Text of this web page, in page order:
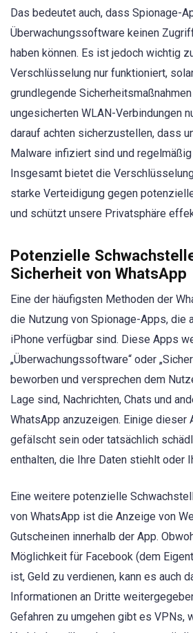
Das bedeutet auch, dass Spionage-
Überwachungssoftware keinen
haben können. Es ist jedoch wichtig
Verschlüsselung nur funktioniert,
grundlegende
ungesicherten WLAN-Verbindungen
darauf achten sicherzustellen, dass
Malware infiziert sind und
Insgesamt bietet die
starke Verteidigung gegen
und schützt unsere Privatsphäre
Potenzielle
Sicherheit von WhatsApp
Eine der häufigsten Methoden der
die Nutzung von Spionage-Apps, die
iPhone verfügbar sind. Diese Apps
„Überwachungssoftware“ oder
beworben und versprechen dem
Lage sind, Nachrichten, Chats und
WhatsApp anzuzeigen. Einige dieser
gefälscht sein oder tatsächlich
enthalten, die Ihre Daten stiehlt oder
Eine weitere potenzielle
von WhatsApp ist die Anzeige von
Gutscheinen innerhalb der App.
Möglichkeit für Facebook (dem
ist, Geld zu verdienen, kann es auch
Informationen an Dritte
Gefahren zu umgehen gibt es VPNs,